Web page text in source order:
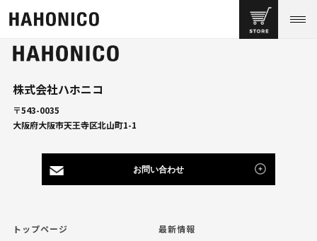
株式会社ハホニコ
〒543-0035
大阪府大阪市天王寺区北山町1-1
お問い合わせ
トップページ
最新情報